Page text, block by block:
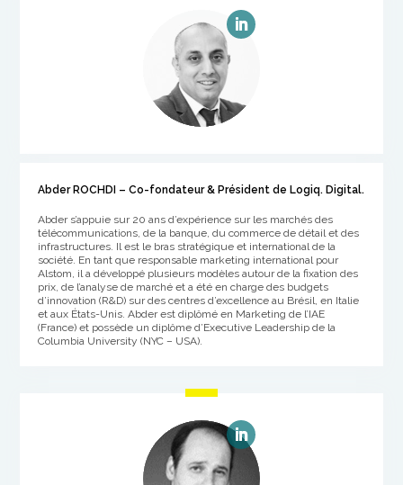
Abder ROCHDI – Co-fondateur & Président de Logiq. Digital.
Abder s’appuie sur 20 ans d’expérience sur les marchés des
télécommunications, de la banque, du commerce de détail et des
infrastructures. Il est le bras stratégique et international de la
société. En tant que responsable marketing international pour
Alstom, il a développé plusieurs modèles autour de la fixation des
prix, de l’analyse de marché et a été en charge des budgets
d’innovation (R&D) sur des centres d’excellence au Brésil, en Italie
et aux États-Unis. Abder est diplômé en Marketing de l’IAE
(France) et possède un diplôme d’Executive Leadership de la
Columbia University (NYC – USA).